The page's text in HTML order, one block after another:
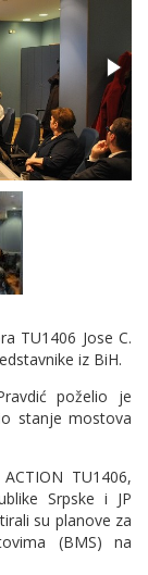
TU1406 Jose C.
iz BiH.
poželio je
stanje mostova
TU1406,
Srpske i JP
su planove za
(BMS) na